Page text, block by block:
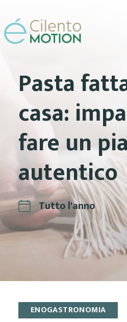
Pasta
casa:
fare un
autentico
Tutto l'anno
ENOGASTRONOMIA